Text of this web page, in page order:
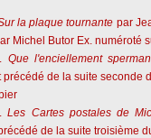
la plaque tournante par
Michel Butor Ex. numéroté
Que l'enciellement
précédé de la suite seconde
Les Cartes postales de
de la suite troisième